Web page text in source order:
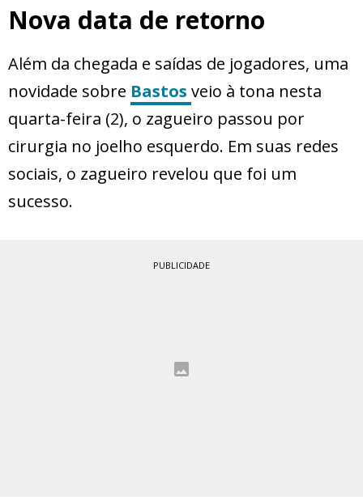
Nova data de retorno
Além da chegada e saídas de jogadores, uma
novidade sobre Bastos veio à tona nesta
quarta-feira (2), o zagueiro passou por
cirurgia no joelho esquerdo. Em suas redes
sociais, o zagueiro revelou que foi um
sucesso.
PUBLICIDADE